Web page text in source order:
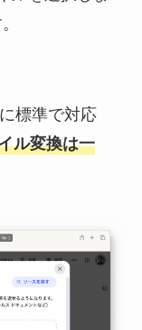
標準で対応
ル変換は一